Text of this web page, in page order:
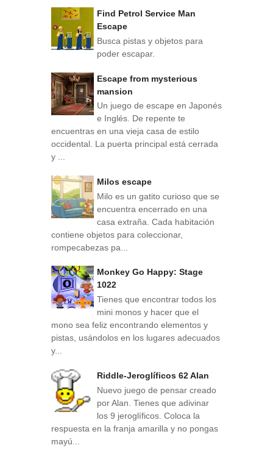
Find Petrol Service Man
Escape
Busca pistas y objetos para
poder escapar.
Escape from mysterious
mansion
Un juego de escape en Japonés
e Inglés. De repente te
encuentras en una vieja casa de estilo
occidental. La puerta principal está cerrada
y ...
Milos escape
Milo es un gatito curioso que se
encuentra encerrado en una
casa extraña. Cada habitación
contiene objetos para coleccionar,
rompecabezas pa...
Monkey Go Happy: Stage
1022
Tienes que encontrar todos los
mini monos y hacer que el
mono sea feliz encontrando elementos y
pistas, usándolos en los lugares adecuados
y...
Riddle-Jeroglíficos 62 Alan
Nuevo juego de pensar creado
por Alan. Tienes que adivinar
los 9 jeroglíficos. Coloca la
respuesta en la franja amarilla y no pongas
mayú...